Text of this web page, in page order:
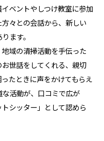
ベントやしつけ教室に参加
々との会話から、新しい
ます。
域の清掃活動を手伝った
世話をしてくれる、親切
たときに声をかけてもらえ
活動が、口コミで広が
シッター」として認めら